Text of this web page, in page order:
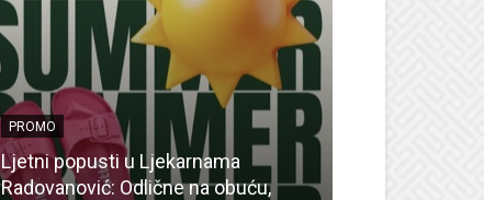
PROMO
Ljetni popusti u Ljekarnama
Radovanović: Odlične na obuću,